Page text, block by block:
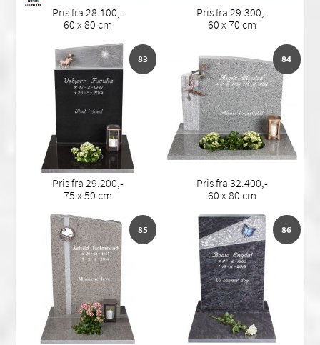
Pris fra 28.100,-
60 x 80 cm
Pris fra 29.300,-
60 x 70 cm
83
Pris fra 29.200,-
75 x 50 cm
84
Pris fra 32.400,-
60 x 80 cm
85 86